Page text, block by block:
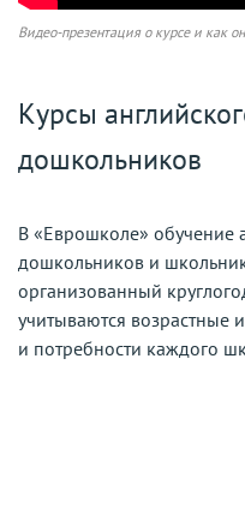
Видео-презентация о курсе и как
Курсы
дошкольников
В «Еврошколе» обучение
дошкольников и
организованный
учитываются возрастные
и потребности каждого